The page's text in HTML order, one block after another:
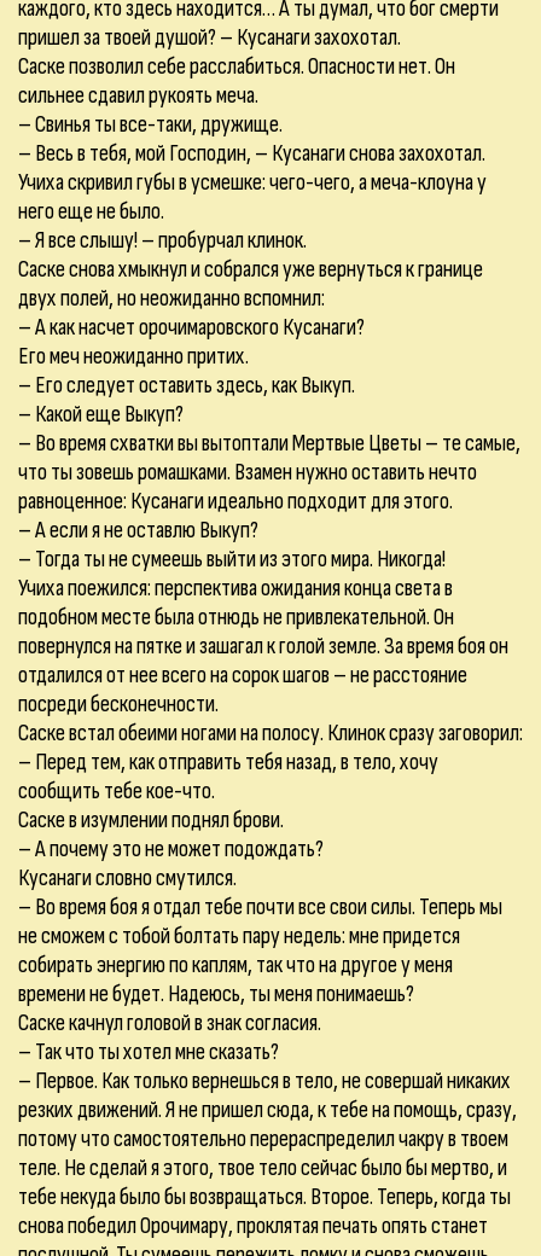
каждого, кто здесь находится… А ты думал, что бог смерти
пришел за твоей душой? – Кусанаги захохотал.
Саске позволил себе расслабиться. Опасности нет. Он
сильнее сдавил рукоять меча.
– Свинья ты все-таки, дружище.
– Весь в тебя, мой Господин, – Кусанаги снова захохотал.
Учиха скривил губы в усмешке: чего-чего, а меча-клоуна у
него еще не было.
– Я все слышу! – пробурчал клинок.
Саске снова хмыкнул и собрался уже вернуться к границе
двух полей, но неожиданно вспомнил:
– А как насчет орочимаровского Кусанаги?
Его меч неожиданно притих.
– Его следует оставить здесь, как Выкуп.
– Какой еще Выкуп?
– Во время схватки вы вытоптали Мертвые Цветы – те самые,
что ты зовешь ромашками. Взамен нужно оставить нечто
равноценное: Кусанаги идеально подходит для этого.
– А если я не оставлю Выкуп?
– Тогда ты не сумеешь выйти из этого мира. Никогда!
Учиха поежился: перспектива ожидания конца света в
подобном месте была отнюдь не привлекательной. Он
повернулся на пятке и зашагал к голой земле. За время боя он
отдалился от нее всего на сорок шагов – не расстояние
посреди бесконечности.
Саске встал обеими ногами на полосу. Клинок сразу заговорил:
– Перед тем, как отправить тебя назад, в тело, хочу
сообщить тебе кое-что.
Саске в изумлении поднял брови.
– А почему это не может подождать?
Кусанаги словно смутился.
– Во время боя я отдал тебе почти все свои силы. Теперь мы
не сможем с тобой болтать пару недель: мне придется
собирать энергию по каплям, так что на другое у меня
времени не будет. Надеюсь, ты меня понимаешь?
Саске качнул головой в знак согласия.
– Так что ты хотел мне сказать?
– Первое. Как только вернешься в тело, не совершай никаких
резких движений. Я не пришел сюда, к тебе на помощь, сразу,
потому что самостоятельно перераспределил чакру в твоем
теле. Не сделай я этого, твое тело сейчас было бы мертво, и
тебе некуда было бы возвращаться. Второе. Теперь, когда ты
снова победил Орочимару, проклятая печать опять станет